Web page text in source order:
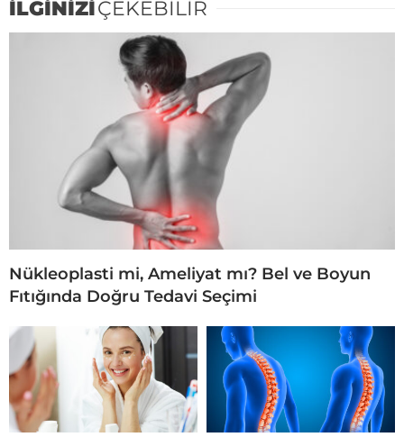
İLGİNİZİÇEKEBİLİR
Nükleoplasti mi, Ameliyat mı? Bel ve Boyun
Fıtığında Doğru Tedavi Seçimi